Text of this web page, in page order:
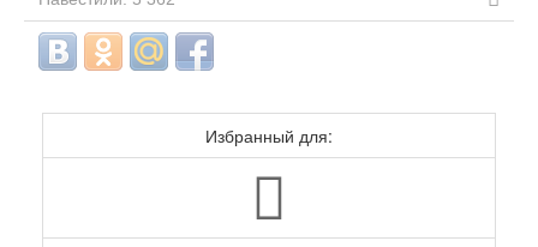
Избранный для: